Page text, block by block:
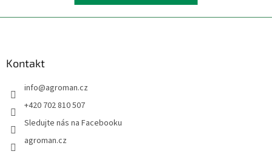
Kontakt
info@agroman.cz
+420 702 810 507
Sledujte nás na Facebooku
agroman.cz